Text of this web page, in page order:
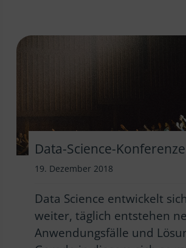
Data-Science-
19. Dezember 2018
Data Science entwickelt
weiter, täglich entstehen
Anwendungsfälle und